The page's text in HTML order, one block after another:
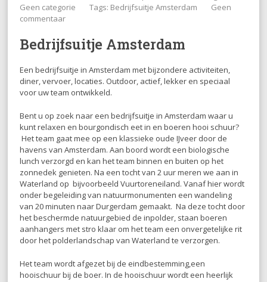
Geen categorie
Tags: Bedrijfsuitje Amsterdam
Geen
commentaar
Bedrijfsuitje Amsterdam
Een bedrijfsuitje in Amsterdam met bijzondere activiteiten,
diner, vervoer, locaties. Outdoor, actief, lekker en speciaal
voor uw team ontwikkeld.
Bent u op zoek naar een bedrijfsuitje in Amsterdam waar u
kunt relaxen en bourgondisch eet in en boeren hooi schuur?
Het team gaat mee op een klassieke oude IJveer door de
havens van Amsterdam. Aan boord wordt een biologische
lunch verzorgd en kan het team binnen en buiten op het
zonnedek genieten. Na een tocht van 2 uur meren we aan in
Waterland op bijvoorbeeld Vuurtoreneiland. Vanaf hier wordt
onder begeleiding van natuurmonumenten een wandeling
van 20 minuten naar Durgerdam gemaakt. Na deze tocht door
het beschermde natuurgebied de inpolder, staan boeren
aanhangers met stro klaar om het team een onvergetelijke rit
door het polderlandschap van Waterland te verzorgen.
Het team wordt afgezet bij de eindbestemming,een
hooischuur bij de boer. In de hooischuur wordt een heerlijk